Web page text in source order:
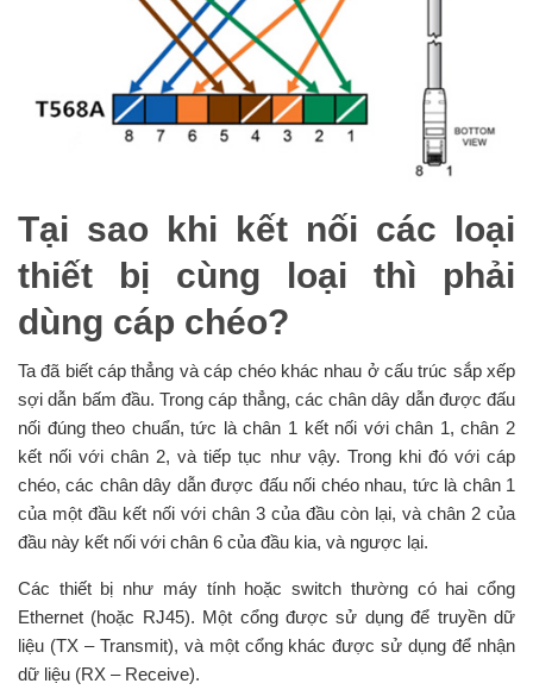
Tại sao khi kết nối các loại
thiết bị cùng loại thì phải
dùng cáp chéo?
Ta đã biết cáp thẳng và cáp chéo khác nhau ở cấu trúc sắp xếp
sợi dẫn bấm đầu. Trong cáp thẳng, các chân dây dẫn được đấu
nối đúng theo chuẩn, tức là chân 1 kết nối với chân 1, chân 2
kết nối với chân 2, và tiếp tục như vậy. Trong khi đó với cáp
chéo, các chân dây dẫn được đấu nối chéo nhau, tức là chân 1
của một đầu kết nối với chân 3 của đầu còn lại, và chân 2 của
đầu này kết nối với chân 6 của đầu kia, và ngược lại.
Các thiết bị như máy tính hoặc switch thường có hai cổng
Ethernet (hoặc RJ45). Một cổng được sử dụng để truyền dữ
liệu (TX – Transmit), và một cổng khác được sử dụng để nhận
dữ liệu (RX – Receive).